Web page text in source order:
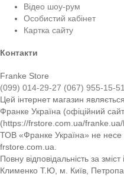
Відео шоу-рум
Особистий кабінет
Картка сайту
Контакти
Franke Store
(099) 014-29-27 (067) 955-15-51
Цей інтернет магазин
Франке Україна (офіційний
(https://frstore.com.ua/franke.ua/
ТОВ «Франке Україна» не несе
frstore.com.ua.
Повну відповідальність за
Клименко Т.Ю, м. Київ,